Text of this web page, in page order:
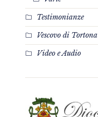
Testimonianze
Vescovo di Tortona
Video e Audio